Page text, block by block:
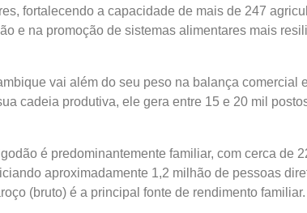
fortalecendo a capacidade de mais de 247
e na promoção de sistemas alimentares mais
vai além do seu peso na balança comercial
cadeia produtiva, ele gera entre 15 e 20 mil
é predominantemente familiar, com cerca de
aproximadamente 1,2 milhão de pessoas
(bruto) é a principal fonte de rendimento familiar.